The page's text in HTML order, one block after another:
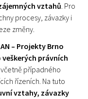
vztahů. Pro
procesy, závazky i
změny.
– Projekty Brno
veškerých právních
případného
řízeních. Na tuto
vztahy, závazky